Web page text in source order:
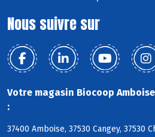
Nous suivre sur
Votre magasin Biocoop
:
37400 Amboise, 37530 Cangey, 37530